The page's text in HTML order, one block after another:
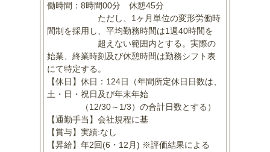
働時間：8時間00分 休憩45分
ただし、1ヶ月単位の変形労働時
間制を採用し、平均勤務時間は1週40時間を
超えない範囲内とする。実際の
始業、終業時刻及び休憩時間は勤務シフト表
にて特定する。
【休日】休日：124日（年間所定休日日数は、
土・日・祝日及び年末年始
（12/30～1/3）の合計日数とする）
【通勤手当】会社規程に基
【賞与】実績:なし
【昇給】年2回(6・12月) ※評価結果による